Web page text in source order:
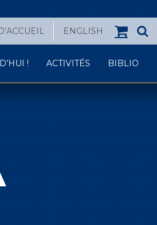
ENGLISH
! ACTIVITÉS BIBLIO